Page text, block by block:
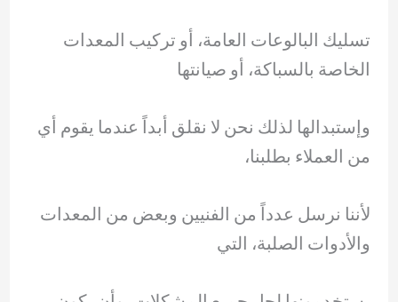
تسليك البالوعات العامة، أو تركيب المعدات
الخاصة بالسباكة، أو صيانتها
وإستبدالها لذلك نحن لا نقلق أبداً عندما يقوم أي
من العملاء بطلبنا،
لأننا نرسل عدداً من الفنيين وبعض من المعدات
والأدوات الصلبة، التي